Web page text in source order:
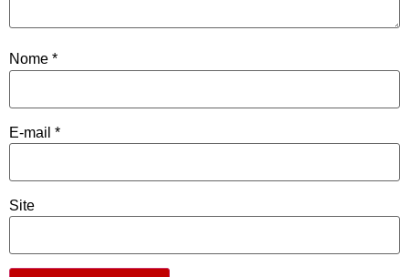
Nome *
E-mail *
Site